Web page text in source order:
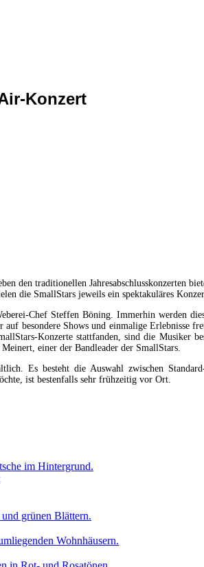
Konzert
den traditionellen Jahresabschlusskonzerten
die SmallStars jeweils ein spektakuläres
Chef Steffen Böning. Immerhin werden
besondere Shows und einmalige Erlebnisse
Konzerte stattfanden, sind die Musiker
einer der Bandleader der SmallStars.
Es besteht die Auswahl zwischen
ist bestenfalls sehr frühzeitig vor Ort.